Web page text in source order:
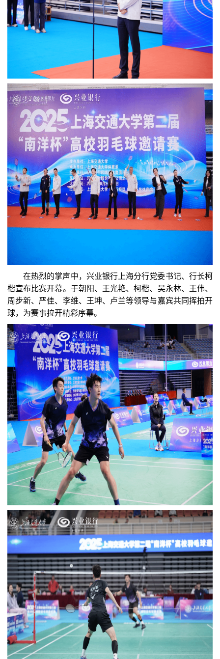
在热烈的掌声中，兴业银行上海分行党委书记、行长柯
楷宣布比赛开幕。于朝阳、王光艳、柯楷、吴永林、王伟、
周步新、严佳、李维、王坤、卢兰等领导与嘉宾共同挥拍开
球，为赛事拉开精彩序幕。